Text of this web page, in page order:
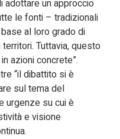
adottare un approccio
le fonti – tradizionali
al loro grado di
Tuttavia, questo
azioni concrete”.
“il dibattito si è
sul tema del
urgenze su cui è
e visione